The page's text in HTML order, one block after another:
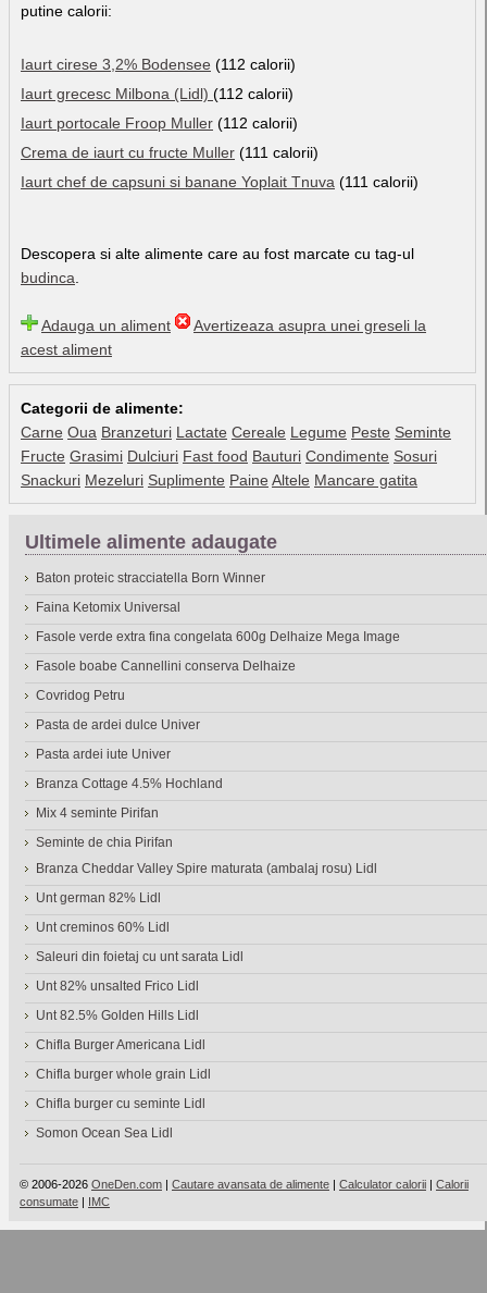
putine calorii:
Iaurt cirese 3,2% Bodensee (112 calorii)
Iaurt grecesc Milbona (Lidl) (112 calorii)
Iaurt portocale Froop Muller (112 calorii)
Crema de iaurt cu fructe Muller (111 calorii)
Iaurt chef de capsuni si banane Yoplait Tnuva (111 calorii)
Descopera si alte alimente care au fost marcate cu tag-ul
budinca
Adauga un aliment
Avertizeaza asupra unei greseli la
acest aliment
Categorii de alimente:
Carne Oua Branzeturi Lactate Cereale Legume Peste Seminte
Fructe Grasimi Dulciuri Fast food Bauturi Condimente Sosuri
Snackuri Mezeluri Suplimente Paine Altele Mancare gatita
Ultimele alimente adaugate
Baton proteic stracciatella Born Winner
Faina Ketomix Universal
Fasole verde extra fina congelata 600g Delhaize Mega Image
Fasole boabe Cannellini conserva Delhaize
Covridog Petru
Pasta de ardei dulce Univer
Pasta ardei iute Univer
Branza Cottage 4.5% Hochland
Mix 4 seminte Pirifan
Seminte de chia Pirifan
Branza Cheddar Valley Spire maturata (ambalaj rosu) Lidl
Unt german 82% Lidl
Unt creminos 60% Lidl
Saleuri din foietaj cu unt sarata Lidl
Unt 82% unsalted Frico Lidl
Unt 82.5% Golden Hills Lidl
Chifla Burger Americana Lidl
Chifla burger whole grain Lidl
Chifla burger cu seminte Lidl
Somon Ocean Sea Lidl
© 2006-2026 OneDen.com | Cautare avansata de alimente | Calculator calorii | Calorii
consumate | IMC